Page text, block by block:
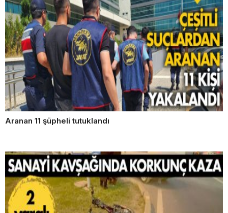
Aranan 11 şüpheli tutuklandı